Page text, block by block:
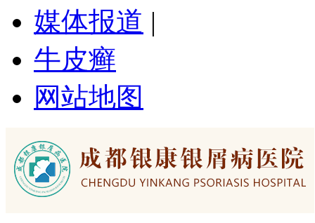
媒体报道 |
牛皮癣
网站地图